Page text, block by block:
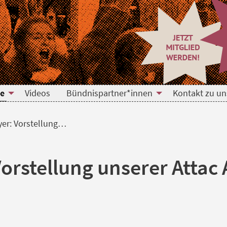
unserer Attac AG
Videos Bündnispartner*innen Kontakt zu
Vorstellung…
unserer Attac